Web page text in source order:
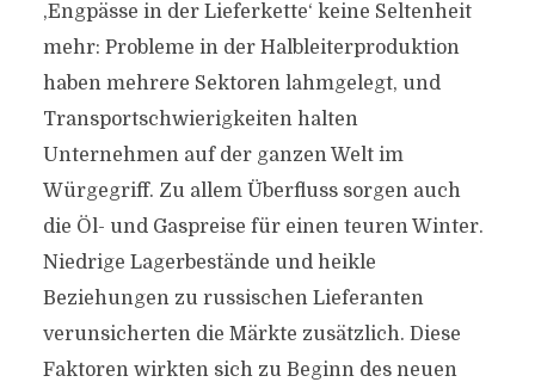
‚Engpässe in der Lieferkette‘ keine Seltenheit
mehr: Probleme in der Halbleiterproduktion
haben mehrere Sektoren lahmgelegt, und
Transportschwierigkeiten halten
Unternehmen auf der ganzen Welt im
Würgegriff. Zu allem Überfluss sorgen auch
die Öl- und Gaspreise für einen teuren Winter.
Niedrige Lagerbestände und heikle
Beziehungen zu russischen Lieferanten
verunsicherten die Märkte zusätzlich. Diese
Faktoren wirkten sich zu Beginn des neuen